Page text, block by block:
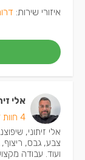
איזורי שירות:
אלי
4 חוות דעת
אלי זיתוני,
צבע, גבס,
ועוד. עבודה